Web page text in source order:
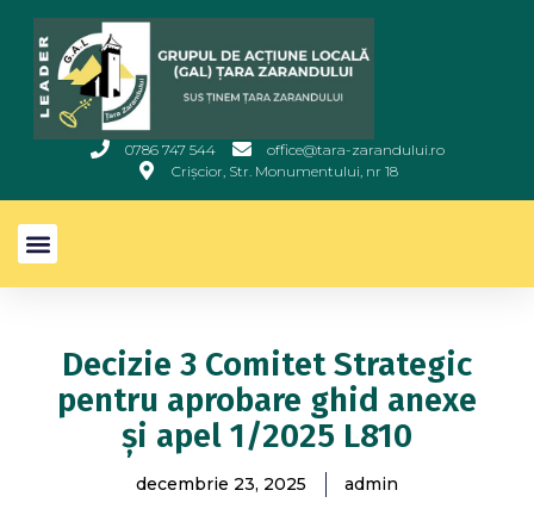
0786 747 544
office@tara-zarandului.ro
Crișcior, Str. Monumentului, nr 18
Decizie 3 Comitet Strategic
pentru aprobare ghid anexe
și apel 1/2025 L810
decembrie 23, 2025 admin